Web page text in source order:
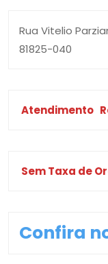
Rua Vitelio
81825-040
Atendimento
Sem Taxa de
Confira